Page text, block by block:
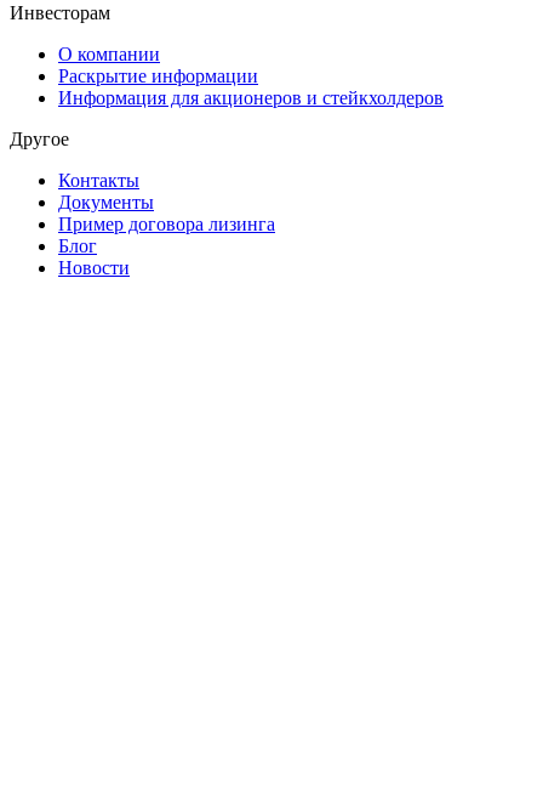
Инвесторам
О компании
Раскрытие информации
Информация для акционеров и стейкхолдеров
Другое
Контакты
Документы
Пример договора лизинга
Блог
Новости